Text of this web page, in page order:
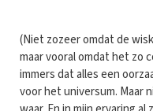
(Niet zozeer omdat de
maar vooral omdat het zo
immers dat alles een
voor het universum. Maar